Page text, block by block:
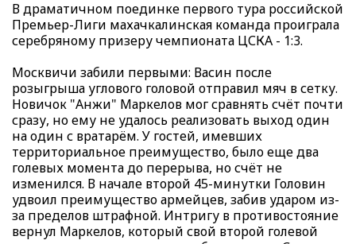
В драматичном поединке первого тура российской
Премьер-Лиги махачкалинская команда проиграла
серебряному призеру чемпионата ЦСКА - 1:3.
Москвичи забили первыми: Васин после
розыгрыша углового головой отправил мяч в сетку.
Новичок "Анжи" Маркелов мог сравнять счёт почти
сразу, но ему не удалось реализовать выход один
на один с вратарём. У гостей, имевших
территориальное преимущество, было еще два
голевых момента до перерыва, но счёт не
изменился. В начале второй 45-минутки Головин
удвоил преимущество армейцев, забив ударом из-
за пределов штрафной. Интригу в противостояние
вернул Маркелов, который свой второй голевой